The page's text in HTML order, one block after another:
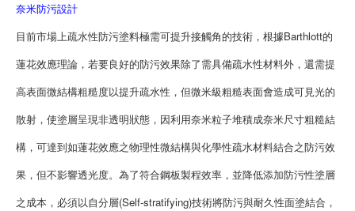
奈米防污設計
目前市場上疏水性防污塗料極需可提升接觸角的技術，根據Barthlott的
蓮花效應理論，若要良好的防污效果除了需具備疏水性材料外，還需提
高表面微結構粗糙度以提升疏水性，但微米級粗糙表面會造成可見光的
散射，使塗層呈現非透明狀態，因利用奈米粒子堆積成奈米尺寸粗糙結
構，可達到如蓮花效應之物理性微結構與化學性疏水材料結合之防污效
果，但不影響透光度。為了符合鋼板製程效率，並降低添加防污性塗層
之成本，必須以自分層(Self-stratifying)技術將防污與耐久性面塗結合，